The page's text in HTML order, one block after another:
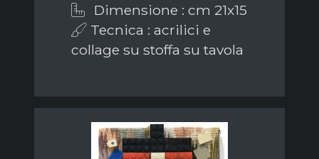
Dimensione : cm 21x15
Tecnica : acrilici e
collage su stoffa su tavola